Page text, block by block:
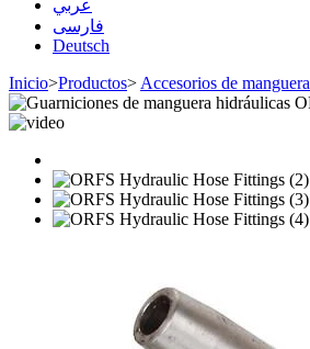
عربي
فارسی
Deutsch
Inicio>Productos> Accesorios de manguera